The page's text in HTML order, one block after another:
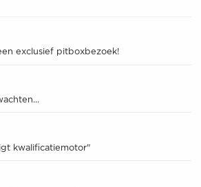
exclusief pitboxbezoek!
kwalificatiemotor"